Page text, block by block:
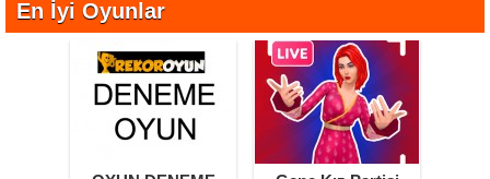
En İyi Oyunlar